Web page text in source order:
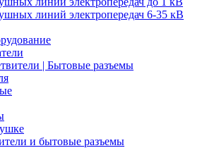
линий электропередач 6-35 кВ
| Бытовые разъемы
и бытовые разъемы